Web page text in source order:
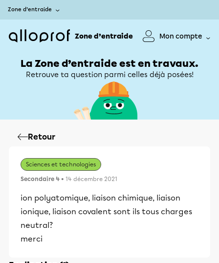
Zone d’entraide
Zone d’entraide Mon compte
La Zone d’entraide est en travaux.
Retrouve ta question parmi celles déjà posées!
Retour
Sciences et technologies
Secondaire 4 • 14 décembre 2021
ion polyatomique, liaison chimique, liaison
ionique, liaison covalent sont ils tous charges
neutral?
merci